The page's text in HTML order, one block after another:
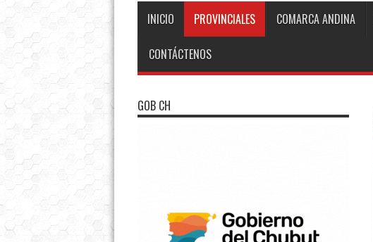
INICIO PROVINCIALES COMARCA ANDINA
CONTÁCTENOS
GOB CH